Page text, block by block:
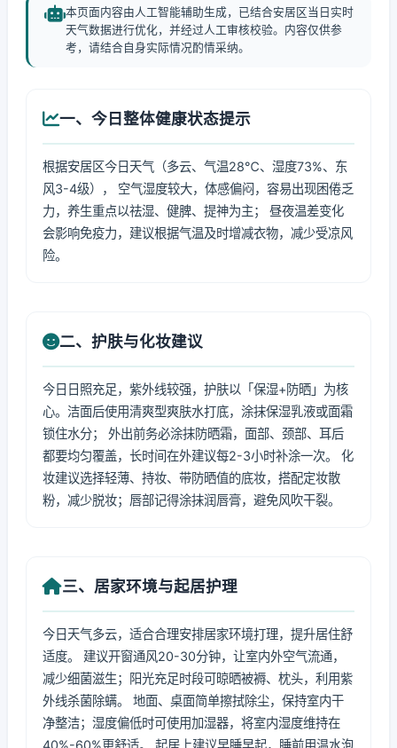
本页面内容由人工智能辅助生成，已结合安居区当日实时
天气数据进行优化，并经过人工审核校验。内容仅供参
考，请结合自身实际情况酌情采纳。
一、今日整体健康状态提示
根据安居区今日天气（多云、气温28℃、湿度73%、东
风3-4级）， 空气湿度较大，体感偏闷，容易出现困倦乏
力，养生重点以祛湿、健脾、提神为主； 昼夜温差变化
会影响免疫力，建议根据气温及时增减衣物，减少受凉风
险。
二、护肤与化妆建议
今日日照充足，紫外线较强，护肤以「保湿+防晒」为核
心。洁面后使用清爽型爽肤水打底，涂抹保湿乳液或面霜
锁住水分； 外出前务必涂抹防晒霜，面部、颈部、耳后
都要均匀覆盖，长时间在外建议每2-3小时补涂一次。 化
妆建议选择轻薄、持妆、带防晒值的底妆，搭配定妆散
粉，减少脱妆；唇部记得涂抹润唇膏，避免风吹干裂。
三、居家环境与起居护理
今日天气多云，适合合理安排居家环境打理，提升居住舒
适度。 建议开窗通风20-30分钟，让室内外空气流通，
减少细菌滋生；阳光充足时段可晾晒被褥、枕头，利用紫
外线杀菌除螨。 地面、桌面简单擦拭除尘，保持室内干
净整洁；湿度偏低时可使用加湿器，将室内湿度维持在
40%-60%更舒适。 起居上建议早睡早起，睡前用温水泡